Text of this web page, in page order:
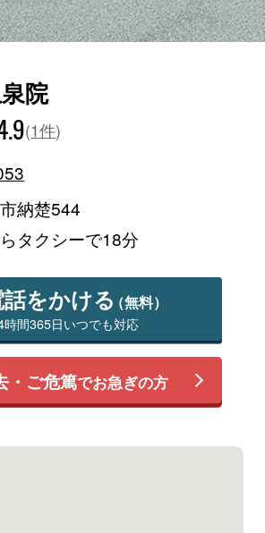
院
(1件)
納楚544
タクシーで18分
話をかける（無料）
時間365日いつでも対応
・ご危篤でお急ぎの方